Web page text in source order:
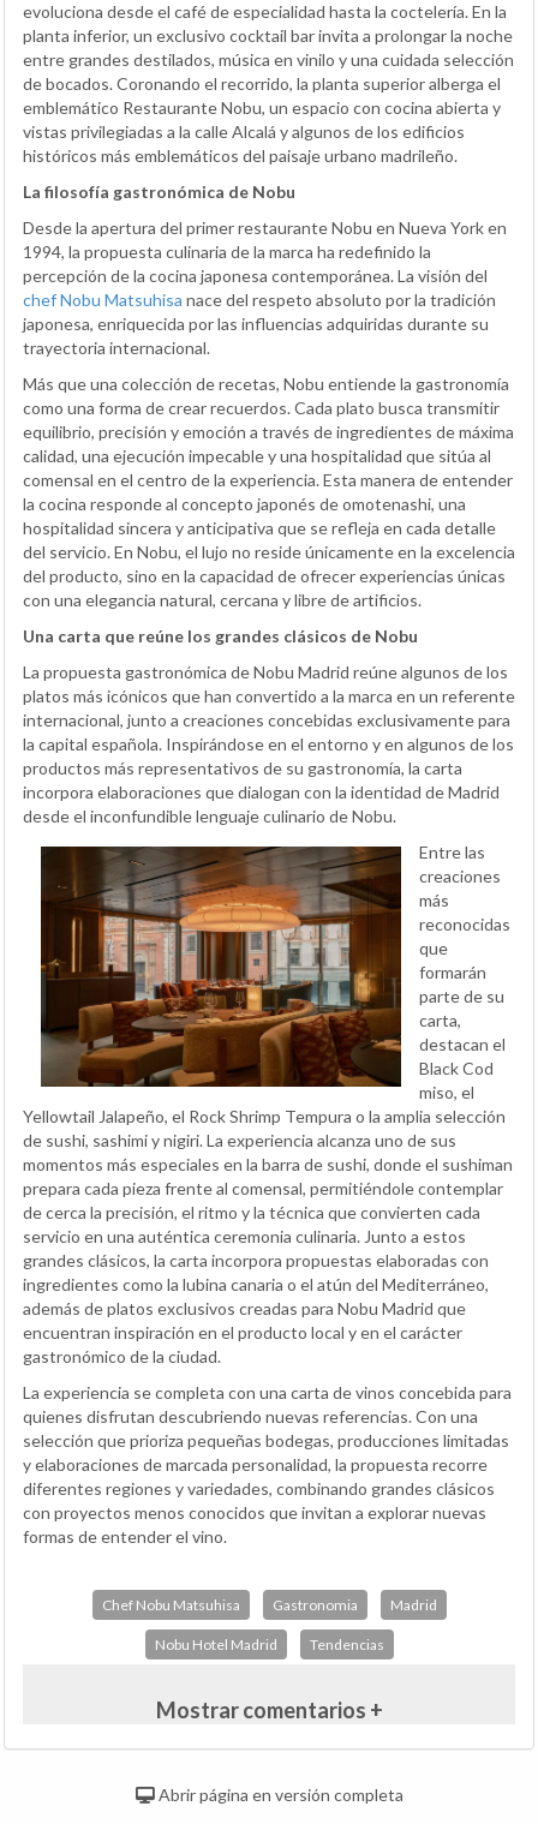
evoluciona desde el café de especialidad hasta la coctelería. En la
planta inferior, un exclusivo cocktail bar invita a prolongar la noche
entre grandes destilados, música en vinilo y una cuidada selección
de bocados. Coronando el recorrido, la planta superior alberga el
emblemático Restaurante Nobu, un espacio con cocina abierta y
vistas privilegiadas a la calle Alcalá y algunos de los edificios
históricos más emblemáticos del paisaje urbano madrileño.
La filosofía gastronómica de Nobu
Desde la apertura del primer restaurante Nobu en Nueva York en
1994, la propuesta culinaria de la marca ha redefinido la
percepción de la cocina japonesa contemporánea. La visión del
chef Nobu Matsuhisa nace del respeto absoluto por la tradición
japonesa, enriquecida por las influencias adquiridas durante su
trayectoria internacional.
Más que una colección de recetas, Nobu entiende la gastronomía
como una forma de crear recuerdos. Cada plato busca transmitir
equilibrio, precisión y emoción a través de ingredientes de máxima
calidad, una ejecución impecable y una hospitalidad que sitúa al
comensal en el centro de la experiencia. Esta manera de entender
la cocina responde al concepto japonés de omotenashi, una
hospitalidad sincera y anticipativa que se refleja en cada detalle
del servicio. En Nobu, el lujo no reside únicamente en la excelencia
del producto, sino en la capacidad de ofrecer experiencias únicas
con una elegancia natural, cercana y libre de artificios.
Una carta que reúne los grandes clásicos de Nobu
La propuesta gastronómica de Nobu Madrid reúne algunos de los
platos más icónicos que han convertido a la marca en un referente
internacional, junto a creaciones concebidas exclusivamente para
la capital española. Inspirándose en el entorno y en algunos de los
productos más representativos de su gastronomía, la carta
incorpora elaboraciones que dialogan con la identidad de Madrid
desde el inconfundible lenguaje culinario de Nobu.
Entre las
creaciones
más
reconocidas
que
formarán
parte de su
carta,
destacan el
Black Cod
miso, el
Yellowtail Jalapeño, el Rock Shrimp Tempura o la amplia selección
de sushi, sashimi y nigiri. La experiencia alcanza uno de sus
momentos más especiales en la barra de sushi, donde el sushiman
prepara cada pieza frente al comensal, permitiéndole contemplar
de cerca la precisión, el ritmo y la técnica que convierten cada
servicio en una auténtica ceremonia culinaria. Junto a estos
grandes clásicos, la carta incorpora propuestas elaboradas con
ingredientes como la lubina canaria o el atún del Mediterráneo,
además de platos exclusivos creadas para Nobu Madrid que
encuentran inspiración en el producto local y en el carácter
gastronómico de la ciudad.
La experiencia se completa con una carta de vinos concebida para
quienes disfrutan descubriendo nuevas referencias. Con una
selección que prioriza pequeñas bodegas, producciones limitadas
y elaboraciones de marcada personalidad, la propuesta recorre
diferentes regiones y variedades, combinando grandes clásicos
con proyectos menos conocidos que invitan a explorar nuevas
formas de entender el vino.
Chef Nobu Matsuhisa Gastronomia Madrid
Nobu Hotel Madrid Tendencias
Mostrar comentarios +
Abrir página en versión completa